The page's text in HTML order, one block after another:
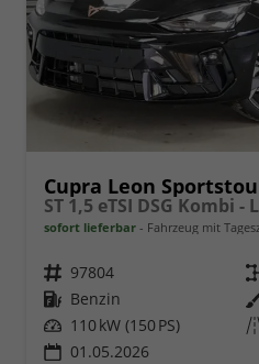
Cupra Leon
ST 1,5 eTSI DSG Kombi -
sofort lieferbar Fahrzeug mit
Fahrzeugnr. 97804
Kraftstoff Benzin
Leistung 110 kW (150 PS)
01.05.2026